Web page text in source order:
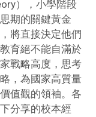
），小學階段
期的關鍵黃金
將直接決定他們
育絕不能自滿於
戰略高度，思考
，為國家高質量
值觀的領袖。各
分享的校本經